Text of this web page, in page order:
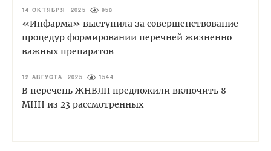
14 ОКТЯБРЯ 2025 958
«Инфарма» выступила за совершенствование
процедур формировании перечней жизненно
важных препаратов
12 АВГУСТА 2025 1544
В перечень ЖНВЛП предложили включить 8
МНН из 23 рассмотренных